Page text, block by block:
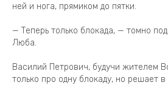
ней и нога, прямиком до пятки.
— Теперь только блокада, — томно
Люба.
Василий Петрович, будучи жителем
только про одну блокаду, но решает